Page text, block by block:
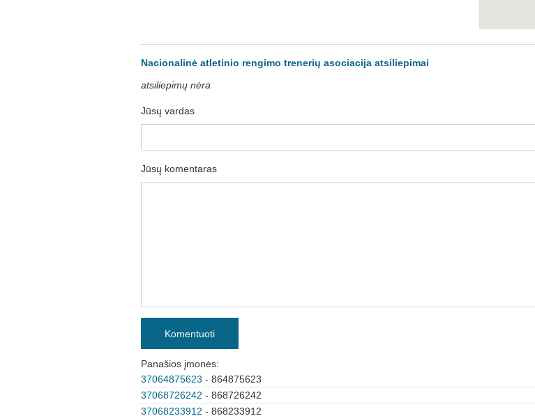
Nacionalinė atletinio rengimo trenerių asociacija atsiliepimai
atsiliepimų nėra
Jūsų vardas
Jūsų komentaras
Komentuoti
Panašios įmonės:
37064875623 - 864875623
37068726242 - 868726242
37068233912 - 868233912